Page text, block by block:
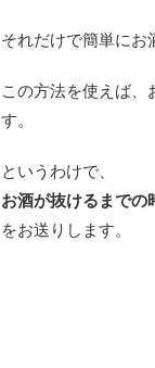
それだけで簡単にお
この方法を使えば
す。
というわけで、
お酒が抜けるまでの
をお送りします。